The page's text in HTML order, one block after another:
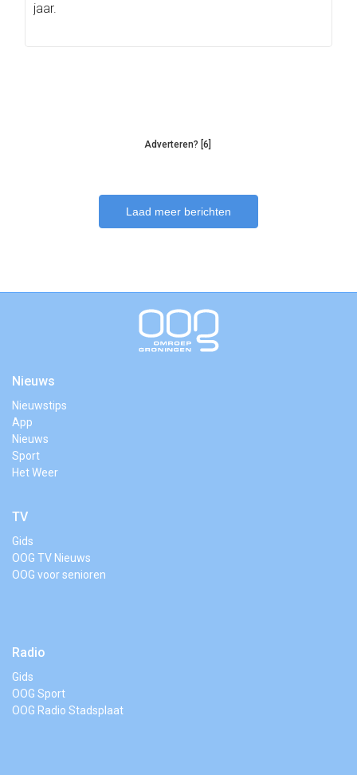
jaar.
Adverteren? [6]
Laad meer berichten
Nieuws
Nieuwstips
App
Nieuws
Sport
Het Weer
TV
Gids
OOG TV Nieuws
OOG voor senioren
Radio
Gids
OOG Sport
OOG Radio Stadsplaat